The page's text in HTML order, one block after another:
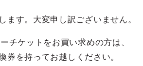
す。大変申し訳ございません。
チケットをお買い求めの方は、
を持ってお越しください。